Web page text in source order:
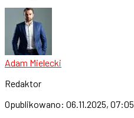
Adam Mielecki
Redaktor
Opublikowano: 06.11.2025, 07:05